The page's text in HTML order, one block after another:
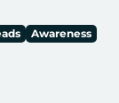
Awareness